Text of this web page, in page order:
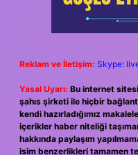
Reklam ve İletişim: Skype:
Yasal Uyarı: Bu internet
şahıs şirketi ile hiçbir
kendi hazırladığımız
içerikler haber niteliği
hakkında paylaşım
isim benzerlikleri tamamen